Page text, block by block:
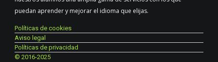
puedan aprender y mejorar el idioma que elijas.
Políticas de cookies
Aviso legal
Políticas de privacidad
© 2016-2025